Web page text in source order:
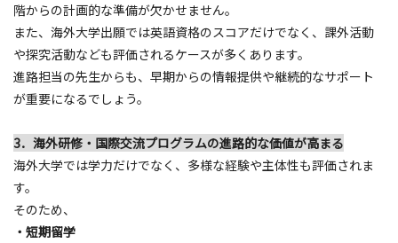
階からの計画的な準備が欠かせません。
また、海外大学出願では英語資格のスコアだけでなく、課外活動
や探究活動なども評価されるケースが多くあります。
進路担当の先生からも、早期からの情報提供や継続的なサポート
が重要になるでしょう。
3．海外研修・国際交流プログラムの進路的な価値が高まる
海外大学では学力だけでなく、多様な経験や主体性も評価されま
す。
そのため、
・短期留学